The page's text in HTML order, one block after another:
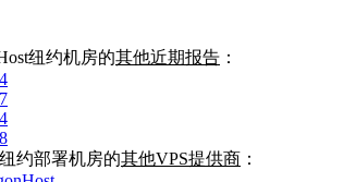
纽约机房的其他近期报告 ：
约部署机房的其他VPS提供商 ：